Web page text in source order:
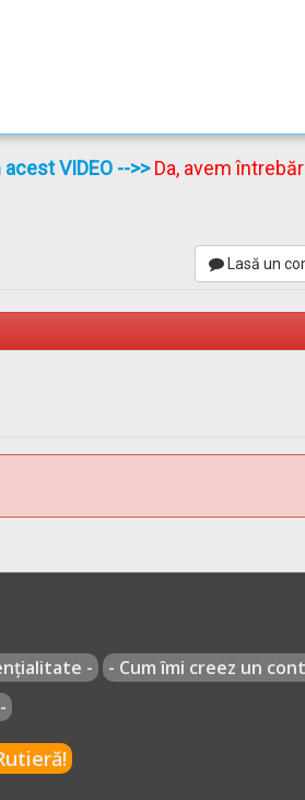
stânga centrului imaginar al
în aliniament, dar din sensuri opuse,
VIDEO -->>Da, avem
Lasă un
-
- Cum îmi creez un